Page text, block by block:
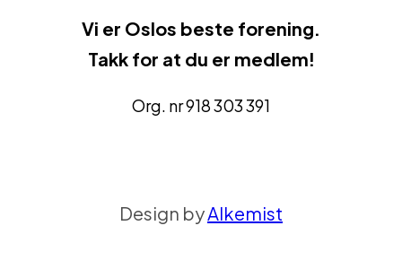
Vi er Oslos beste forening.
Takk for at du er medlem!
Org. nr 918 303 391
Design byAlkemist